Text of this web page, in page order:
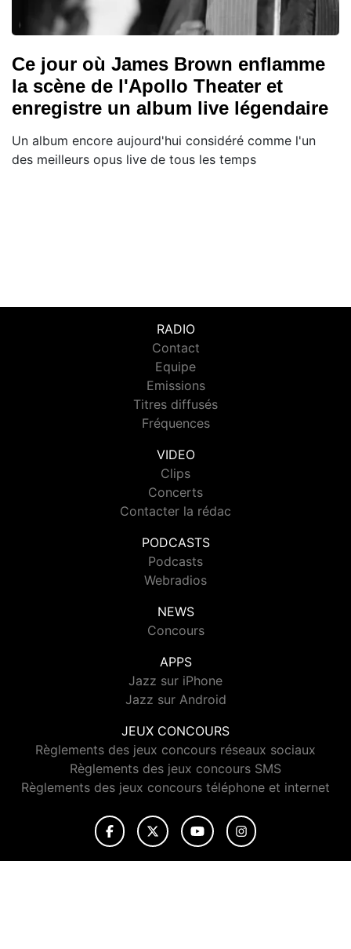
Ce jour où James Brown enflamme
la scène de l'Apollo Theater et
enregistre un album live légendaire
Un album encore aujourd'hui considéré comme l'un
des meilleurs opus live de tous les temps
RADIO
Contact
Equipe
Emissions
Titres diffusés
Fréquences
VIDEO
Clips
Concerts
Contacter la rédac
PODCASTS
Podcasts
Webradios
NEWS
Concours
APPS
Jazz sur iPhone
Jazz sur Android
JEUX CONCOURS
Règlements des jeux concours réseaux sociaux
Règlements des jeux concours SMS
Règlements des jeux concours téléphone et internet